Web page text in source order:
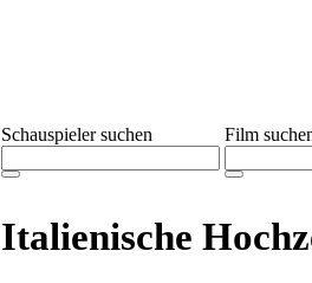
Schauspieler suchen Film
Italienische